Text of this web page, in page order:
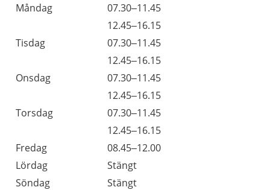
Dag
Öppettider
Kommentarer
Måndag
07.30–11.45
12.45–16.15
Tisdag
07.30–11.45
12.45–16.15
Onsdag
07.30–11.45
12.45–16.15
Torsdag
07.30–11.45
12.45–16.15
Fredag
08.45–12.00
Lördag
Stängt
Söndag
Stängt